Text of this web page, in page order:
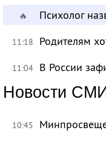
🔥 Психолог
11:18 Родителям
11:04 В России
Новости
10:45